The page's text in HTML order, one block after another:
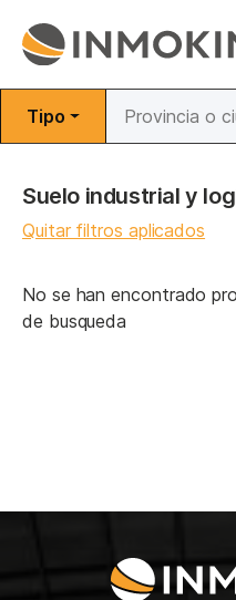
Tipo
Suelo industrial y
Quitar filtros aplicados
No se han encontrado
de busqueda